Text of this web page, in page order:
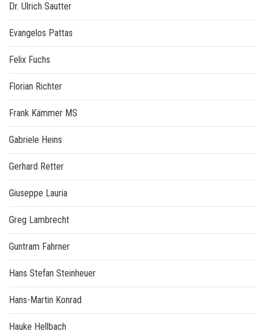
Dr. Ulrich Sautter
Evangelos Pattas
Felix Fuchs
Florian Richter
Frank Kämmer MS
Gabriele Heins
Gerhard Retter
Giuseppe Lauria
Greg Lambrecht
Guntram Fahrner
Hans Stefan Steinheuer
Hans-Martin Konrad
Hauke Hellbach